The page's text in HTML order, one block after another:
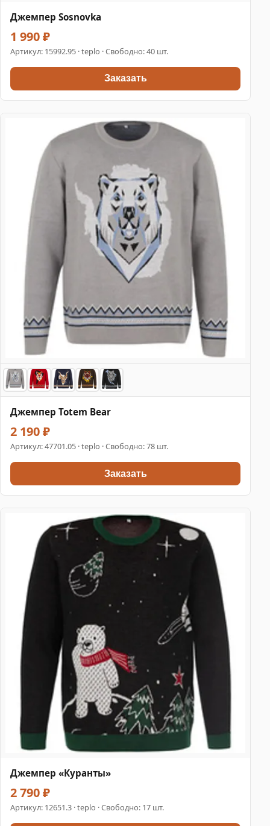
Джемпер Sosnovka
1 990 ₽
Артикул: 15992.95 · teplo · Свободно: 40 шт.
Заказать
Джемпер Totem Bear
2 190 ₽
Артикул:47701.05 · teplo · Свободно: 78 шт.
Заказать
Джемпер «Куранты»
2 790 ₽
Артикул: 12651.3 · teplo · Свободно: 17 шт.